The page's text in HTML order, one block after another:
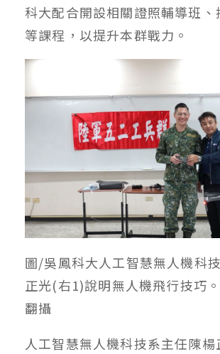
科大配合開設相關證照輔導班、
等課程，以提升本群戰力。
圖/吳鳳科大人工智慧無人機科
正光(右1)說明無人機飛行技巧
翻攝
人工智慧無人機科技系主任陳楊